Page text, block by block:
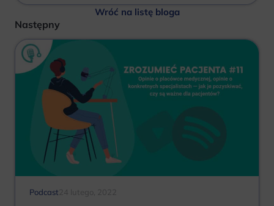
Wróć na listę bloga
Następny
Podcast 24 lutego, 2022